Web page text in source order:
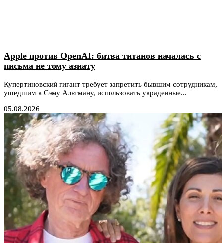
Apple против OpenAI: битва титанов началась с
письма не тому азиату
Купертиновский гигант требует запретить бывшим сотрудникам,
ушедшим к Сэму Альтману, использовать украденные...
05.08.2026